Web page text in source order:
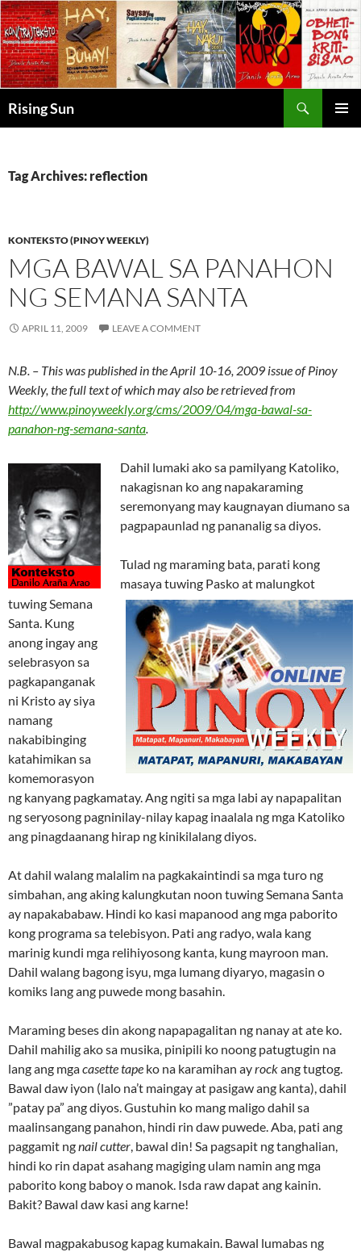
Skip
to
content
Rising Sun
Tag Archives: reflection
KONTEKSTO (PINOY WEEKLY)
MGA BAWAL SA PANAHON
NG SEMANA SANTA
APRIL 11, 2009 LEAVE A COMMENT
N.B. – This was published in the April 10-16, 2009 issue of Pinoy
Weekly, the full text of which may also be retrieved from
http://www.pinoyweekly.org/cms/2009/04/mga-bawal-sa-
panahon-ng-semana-santa.
Dahil lumaki ako sa pamilyang Katoliko,
nakagisnan ko ang napakaraming
seremonyang may kaugnayan diumano sa
pagpapaunlad ng pananalig sa diyos.
Tulad ng maraming bata, parati kong
masaya tuwing Pasko at malungkot
tuwing Semana
Santa. Kung
anong ingay ang
selebrasyon sa
pagkapanganak
ni Kristo ay siya
namang
nakabibinging
katahimikan sa
komemorasyon
ng kanyang pagkamatay. Ang ngiti sa mga labi ay napapalitan
ng seryosong pagninilay-nilay kapag inaalala ng mga Katoliko
ang pinagdaanang hirap ng kinikilalang diyos.
At dahil walang malalim na pagkakaintindi sa mga turo ng
simbahan, ang aking kalungkutan noon tuwing Semana Santa
ay napakababaw. Hindi ko kasi mapanood ang mga paborito
kong programa sa telebisyon. Pati ang radyo, wala kang
marinig kundi mga relihiyosong kanta, kung mayroon man.
Dahil walang bagong isyu, mga lumang diyaryo, magasin o
komiks lang ang puwede mong basahin.
Maraming beses din akong napapagalitan ng nanay at ate ko.
Dahil mahilig ako sa musika, pinipili ko noong patugtugin na
lang ang mgacasette tape ko na karamihan ayrockang tugtog.
Bawal daw iyon (lalo na’t maingay at pasigaw ang kanta), dahil
”patay pa” ang diyos. Gustuhin ko mang maligo dahil sa
maalinsangang panahon, hindi rin daw puwede. Aba, pati ang
paggamit ngnail cutter, bawal din! Sa pagsapit ng tanghalian,
hindi ko rin dapat asahang magiging ulam namin ang mga
paborito kong baboy o manok. Isda raw dapat ang kainin.
Bakit? Bawal daw kasi ang karne!
Bawal magpakabusog kapag kumakain. Bawal lumabas ng